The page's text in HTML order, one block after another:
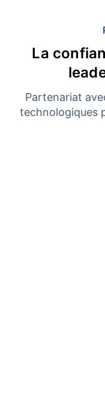
La
Partenariat
technologiques